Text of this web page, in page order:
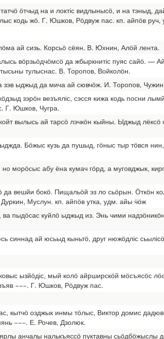
ӧтчыд на и локтіс видлынысӧ, и на
кодь жӧ. Г. Юшков, Рӧдвуж пас. кп. айпӧв руч,
ай сизь. Корсьӧ сёян. В. Юхнин, Алӧй лента.
вӧрзьӧдчӧмсӧ да жбыркнитіс пуяс сайӧ.
тулыснас. В. Торопов, Войколӧн.
зэв ыджыд да мича ай сювчӧж. И. Торопов,
зэрӧн везъяліс, сэсся кижа кодь посни
Г. Юшков, Чугра.
вылысь ай тарсӧ лэчкӧн кыйны. Ыджыд
Бӧжыс кузь да пушыд, гӧныс тыр тӧвся
морӧсыс абу ёна кумач гӧрд, а муговджык,
да вешйи бокӧ. Пищальӧй эз ло сьӧрын. Ӧткӧн
Муслун. кп. айпӧв утка, удм. айы ӵӧж
пыдӧсас куйлӧ ыджыд из. Энь чими
синнад ай юсьыд кыньтӧ, друг нюжӧдліс
ызйӧдіс, мый колӧ айрширскӧй мӧсъясӧс
−−−. Г. Юшков, Рӧдвуж пас.
кытчӧ озджык инмы тӧлыс, Виктор домис
−−−. Е. Рочев, Дзолюк.
анчалы налькъяссӧ пуктавны